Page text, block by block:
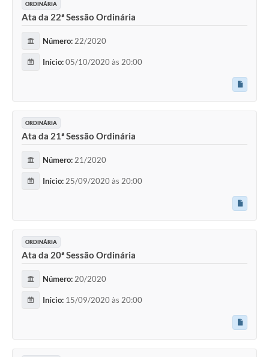
ORDINÁRIA
Ata da 22ª Sessão Ordinária
Número: 22/2020
Início:05/10/2020 às 20:00
ORDINÁRIA
Ata da 21ª Sessão Ordinária
Número: 21/2020
Início: 25/09/2020 às 20:00
ORDINÁRIA
Ata da 20ª Sessão Ordinária
Número: 20/2020
Início: 15/09/2020 às 20:00